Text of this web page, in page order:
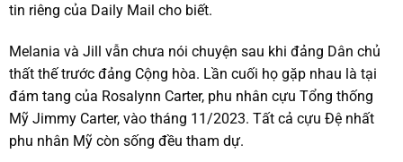
tin riêng của Daily Mail cho biết.
Melania và Jill vẫn chưa nói chuyện sau khi đảng Dân chủ
thất thế trước đảng Cộng hòa. Lần cuối họ gặp nhau là tại
đám tang của Rosalynn Carter, phu nhân cựu Tổng thống
Mỹ Jimmy Carter, vào tháng 11/2023. Tất cả cựu Đệ nhất
phu nhân Mỹ còn sống đều tham dự.